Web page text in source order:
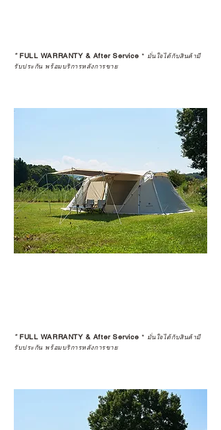
*FULL WARRANTY & After Service * มั่นใจได้กับสินค้ามี
รับประกัน พร้อมบริการหลังการขาย
*FULL WARRANTY & After Service * มั่นใจได้กับสินค้ามี
รับประกัน พร้อมบริการหลังการขาย